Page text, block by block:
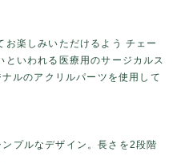
楽しみいただけるよう チェー
いわれる医療用のサージカルス
ルのアクリルパーツを使用して
プルなデザイン。長さを2段階